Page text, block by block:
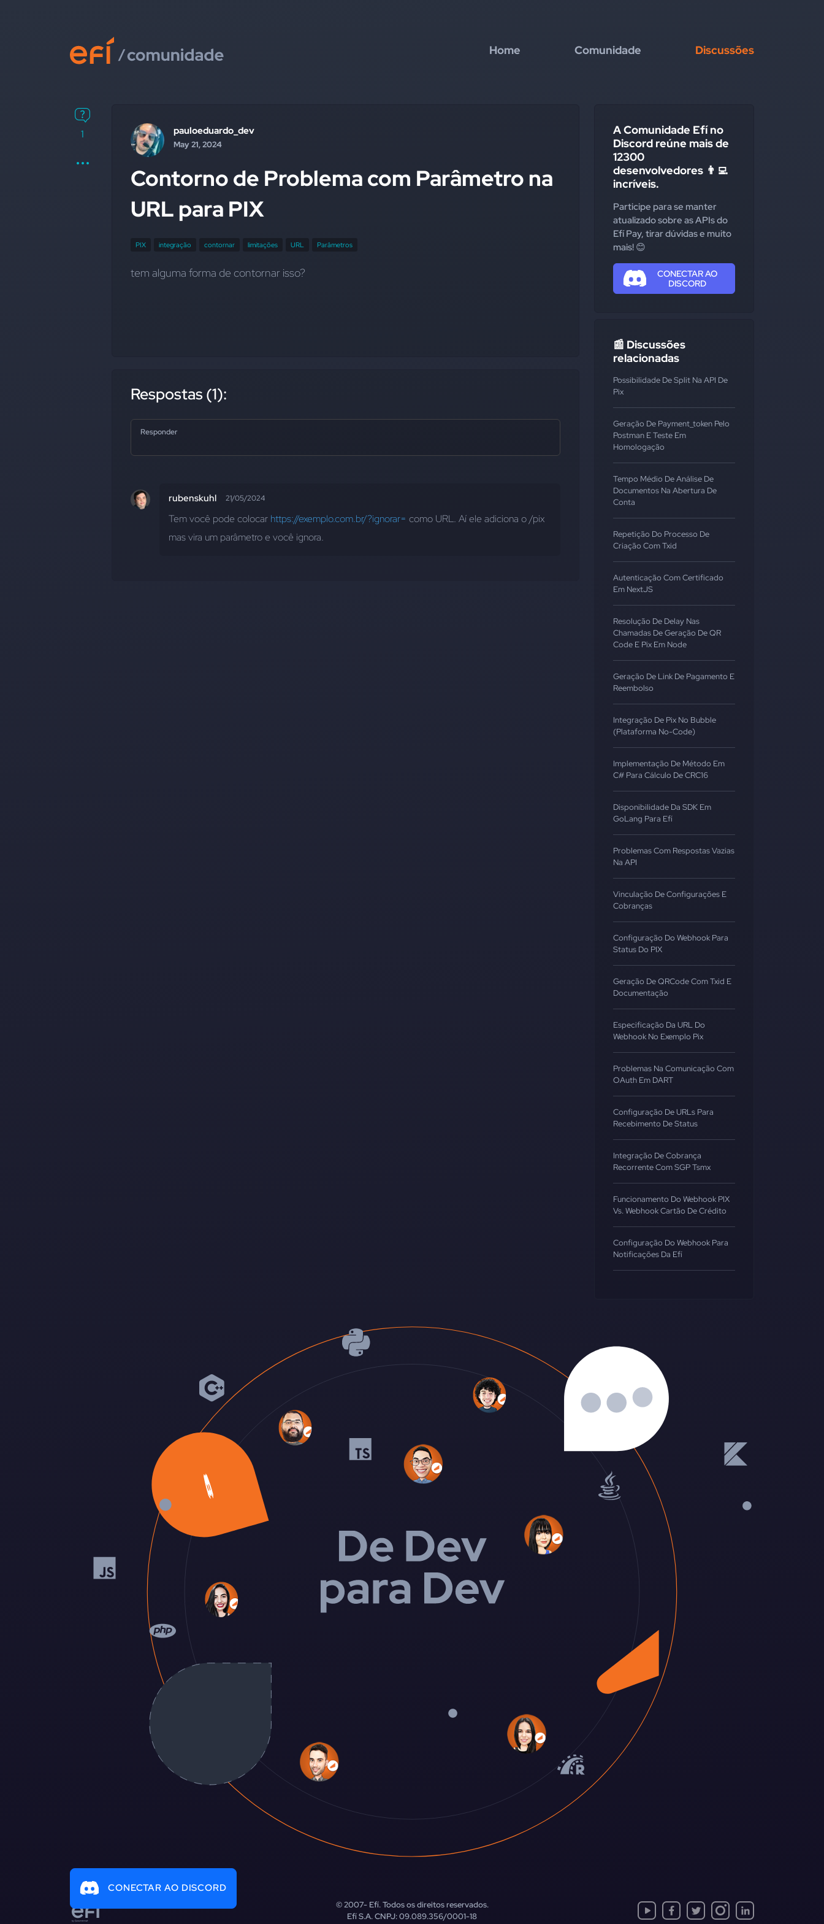
Home Comunidade Discussões
1 pauloeduardo_dev
May 21, 2024
Contorno de Problema com Parâmetro na
URL para PIX
PIX integração contornar limitações URL Parâmetros
tem alguma forma de contornar isso?
Respostas (1):
Responder
rubenskuhl 21/05/2024
Tem você pode colocar https://exemplo.com.br/?ignorar= como URL. Aí ele adiciona o /pix
mas vira um parâmetro e você ignora.
A Comunidade Efí no
Discord reúne mais de
12300
desenvolvedores 👨‍💻
incríveis.
Participe para se manter
atualizado sobre as APIs do
Efí Pay, tirar dúvidas e muito
mais! 😊
CONECTAR AO
DISCORD
📰 Discussões
relacionadas
Possibilidade De Split Na API De
Pix
Geração De Payment_token Pelo
Postman E Teste Em
Homologação
Tempo Médio De Análise De
Documentos Na Abertura De
Conta
Repetição Do Processo De
Criação Com Txid
Autenticação Com Certificado
Em NextJS
Resolução De Delay Nas
Chamadas De Geração De QR
Code E Pix Em Node
Geração De Link De Pagamento E
Reembolso
Integração De Pix No Bubble
(Plataforma No-Code)
Implementação De Método Em
C# Para Cálculo De CRC16
Disponibilidade Da SDK Em
GoLang Para Efí
Problemas Com Respostas Vazias
Na API
Vinculação De Configurações E
Cobranças
Configuração Do Webhook Para
Status Do PIX
Geração De QRCode Com Txid E
Documentação
Especificação Da URL Do
Webhook No Exemplo Pix
Problemas Na Comunicação Com
OAuth Em DART
Configuração De URLs Para
Recebimento De Status
Integração De Cobrança
Recorrente Com SGP Tsmx
Funcionamento Do Webhook PIX
Vs. Webhook Cartão De Crédito
Configuração Do Webhook Para
Notificações Da Efí
CONECTAR AO DISCORD
© 2007-Efí. Todos os direitos reservados.
Efí S.A. CNPJ: 09.089.356/0001-18